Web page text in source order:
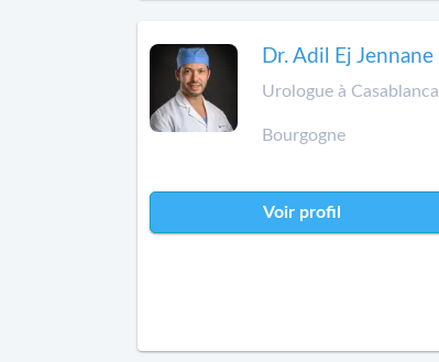
Dr. Adil Ej Jennane
Urologue à Casablanca
Bourgogne
Voir profil